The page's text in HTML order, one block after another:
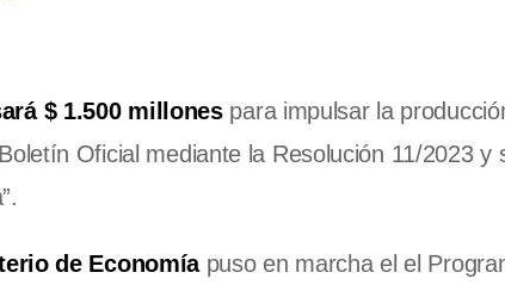
$ 1.500 millonespara impulsar la
Oficial mediante la Resolución 11/2023
de Economíapuso en marcha el el